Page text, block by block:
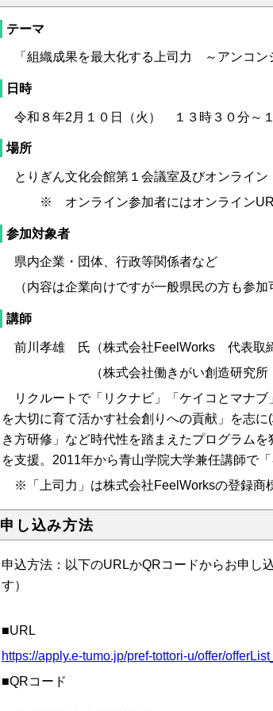
テーマ
「組織成果を最大化する上司力 ～アンコン
日時
令和８年2月１０日（火） １３時３０分～
場所
とりぎん文化会館第１会議室及びオンライン
※ オンライン参加者にはオンラインURL
参加対象者
県内企業・団体、行政等関係者など
（内容は企業向けですが一般県民の方も参加
講師
前川孝雄 氏（株式会社FeelWorks 代表取
（株式会社働きがい創造研究
リクルートで「リクナビ」「ケイコとマナブ
を大切に育て活かす社会創りへの貢献」を志に
き方研修」など時代性を踏まえたプログラム
を支援。 2011年から青山学院大学兼任講師で
※「上司力」は株式会社FeelWorksの登録商
申し込み方法
申込方法： 以下のURLかQRコードからお申し
す）
■URL
https://apply.e-tumo.jp/pref-tottori-u/offer/
■QRコード